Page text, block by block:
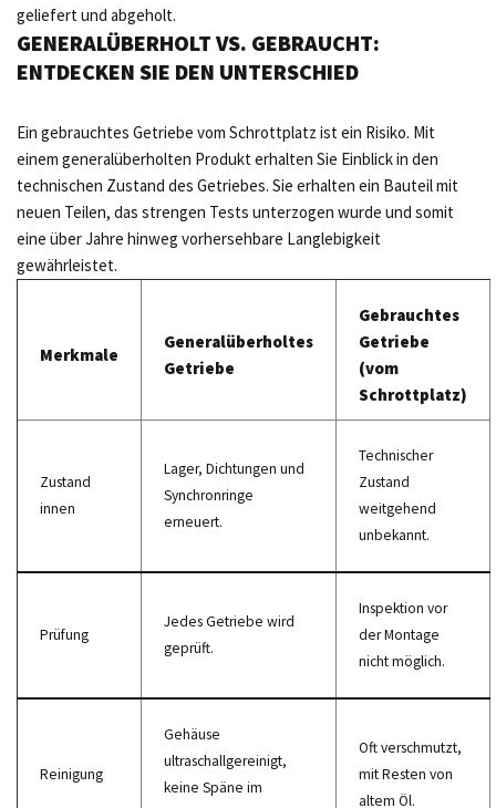
geliefert und abgeholt.
GENERALÜBERHOLT VS. GEBRAUCHT:
ENTDECKEN SIE DEN UNTERSCHIED
Ein gebrauchtes Getriebe vom Schrottplatz ist ein Risiko. Mit
einem generalüberholten Produkt erhalten Sie Einblick in den
technischen Zustand des Getriebes. Sie erhalten ein Bauteil mit
neuen Teilen, das strengen Tests unterzogen wurde und somit
eine über Jahre hinweg vorhersehbare Langlebigkeit
gewährleistet.
Merkmale
Generalüberholtes
Getriebe
Gebrauchtes
Getriebe
(vom
Schrottplatz)
Zustand
innen
Lager, Dichtungen und
Synchronringe
erneuert.
Technischer
Zustand
weitgehend
unbekannt.
Prüfung
Jedes Getriebe wird
geprüft.
Inspektion vor
der Montage
nicht möglich.
Reinigung
Gehäuse
ultraschallgereinigt,
keine Späne im
Oft verschmutzt,
mit Resten von
altem Öl.